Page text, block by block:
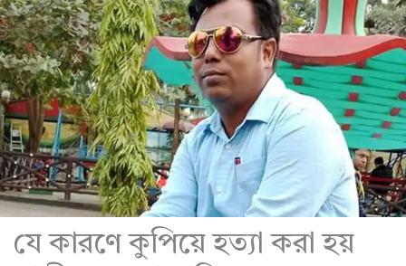
যে কারণে কুপিয়ে হত্যা করা হয়